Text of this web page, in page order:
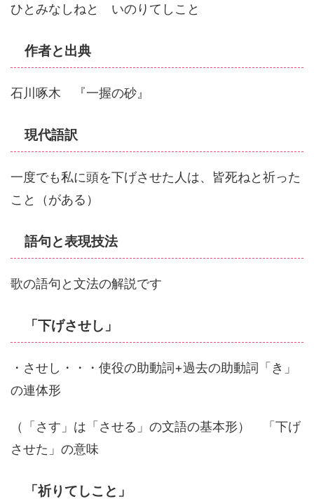
ひとみなしねと いのりてしこと
作者と出典
石川啄木 『一握の砂』
現代語訳
一度でも私に頭を下げさせた人は、皆死ねと祈った
こと（がある）
語句と表現技法
歌の語句と文法の解説です
「下げさせし」
・させし・・・使役の助動詞+過去の助動詞「き」
の連体形
（「さす」は「させる」の文語の基本形） 「下げ
させた」の意味
「祈りてしこと」